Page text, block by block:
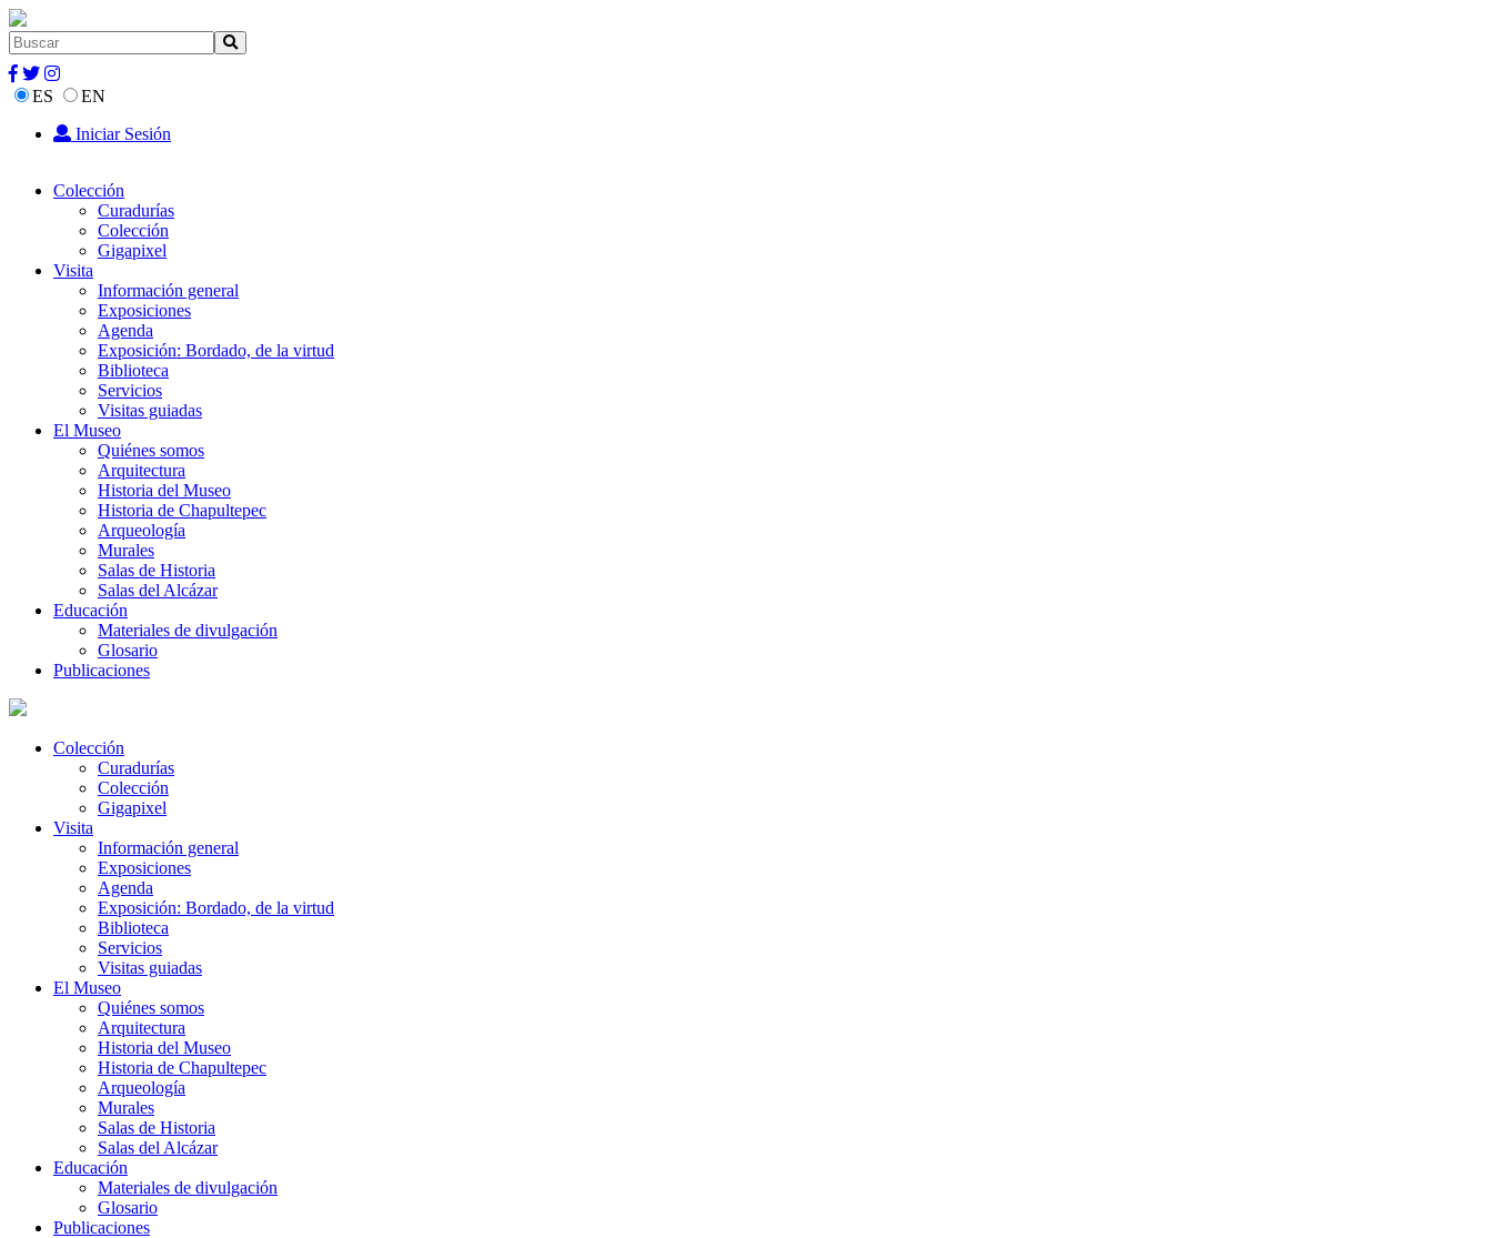
ES
EN
Iniciar Sesión
Colección
Curadurías
Colección
Gigapixel
Visita
Información general
Exposiciones
Agenda
Exposición: Bordado, de la virtud
Biblioteca
Servicios
Visitas guiadas
El Museo
Quiénes somos
Arquitectura
Historia del Museo
Historia de Chapultepec
Arqueología
Murales
Salas de Historia
Salas del Alcázar
Educación
Materiales de divulgación
Glosario
Publicaciones
Colección
Curadurías
Colección
Gigapixel
Visita
Información general
Exposiciones
Agenda
Exposición: Bordado, de la virtud
Biblioteca
Servicios
Visitas guiadas
El Museo
Quiénes somos
Arquitectura
Historia del Museo
Historia de Chapultepec
Arqueología
Murales
Salas de Historia
Salas del Alcázar
Educación
Materiales de divulgación
Glosario
Publicaciones